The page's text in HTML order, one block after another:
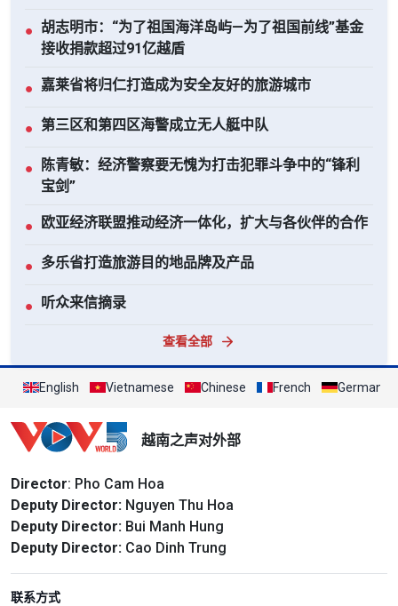
● 胡志明市：“为了祖国海洋岛屿—为了祖国前线”基金
接收捐款超过91亿越盾
● 嘉莱省将归仁打造成为安全友好的旅游城市
● 第三区和第四区海警成立无人艇中队
●
陈青敏：经济警察要无愧为打击犯罪斗争中的“锋利
宝剑”
● 欧亚经济联盟推动经济一体化，扩大与各伙伴的合作
● 多乐省打造旅游目的地品牌及产品
● 听众来信摘录
查看全部
English Vietnamese Chinese French German
越南之声对外部
Director: Pho Cam Hoa
Deputy Director: Nguyen Thu Hoa
Deputy Director: Bui Manh Hung
Deputy Director: Cao Dinh Trung
联系方式